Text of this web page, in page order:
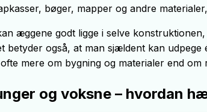
bøger, mapper og andre
æggene godt ligge i selve
betyder også, at man sjældent kan udpege
mere om bygning og materialer end om
og voksne – hvordan